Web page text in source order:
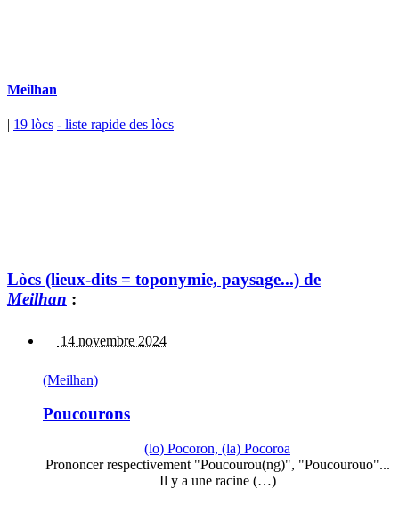
Meilhan
| 19 lòcs - liste rapide des lòcs
Lòcs (lieux-dits = toponymie, paysage...) de
Meilhan :
14 novembre 2024
(Meilhan)
Poucourons
(lo) Pocoron, (la) Pocoroa
Prononcer respectivement "Poucourou(ng)", "Poucourouo"...
Il y a une racine (…)